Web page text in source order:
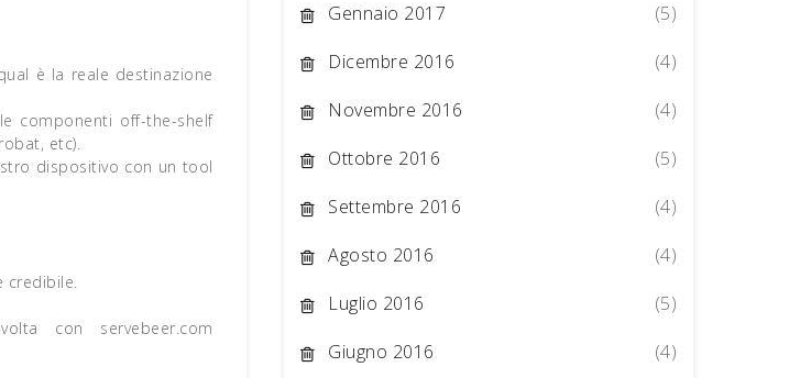
è la reale destinazione
componenti off-the-shelf
etc).
dispositivo con un tool
credibile.
con servebeer.com
Gennaio 2017
(5)
Dicembre 2016
(4)
Novembre 2016
(4)
Ottobre 2016
(5)
Settembre 2016
(4)
Agosto 2016
(4)
Luglio 2016
(5)
Giugno 2016
(4)